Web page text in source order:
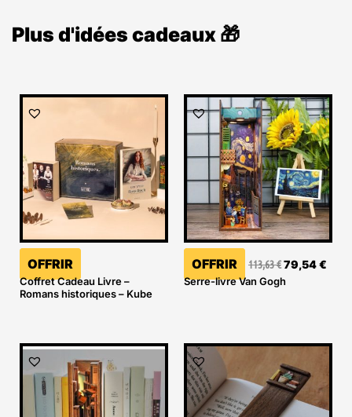
Plus d'idées cadeaux 🎁
OFFRIR
Coffret Cadeau Livre –
Romans historiques – Kube
OFFRIR 113,63€
Le
prix
initial
était :
113,63 €.
79,54€
Le
prix
est :
Serre-livre Van Gogh
Le
initial
était :
139,60 €.
prix
actuel
est :
125,64 €.